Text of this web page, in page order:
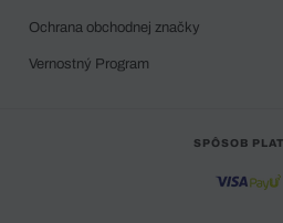
Ochrana obchodnej značky
Vernostný Program
SPÔSOB